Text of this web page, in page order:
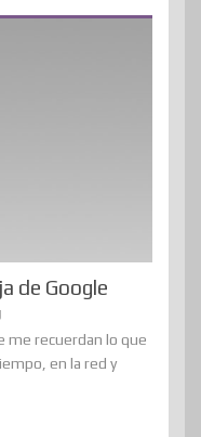
de Google
me recuerdan lo que
en la red y